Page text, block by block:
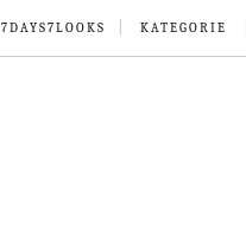
7DAYS7LOOKS KATEGORIE